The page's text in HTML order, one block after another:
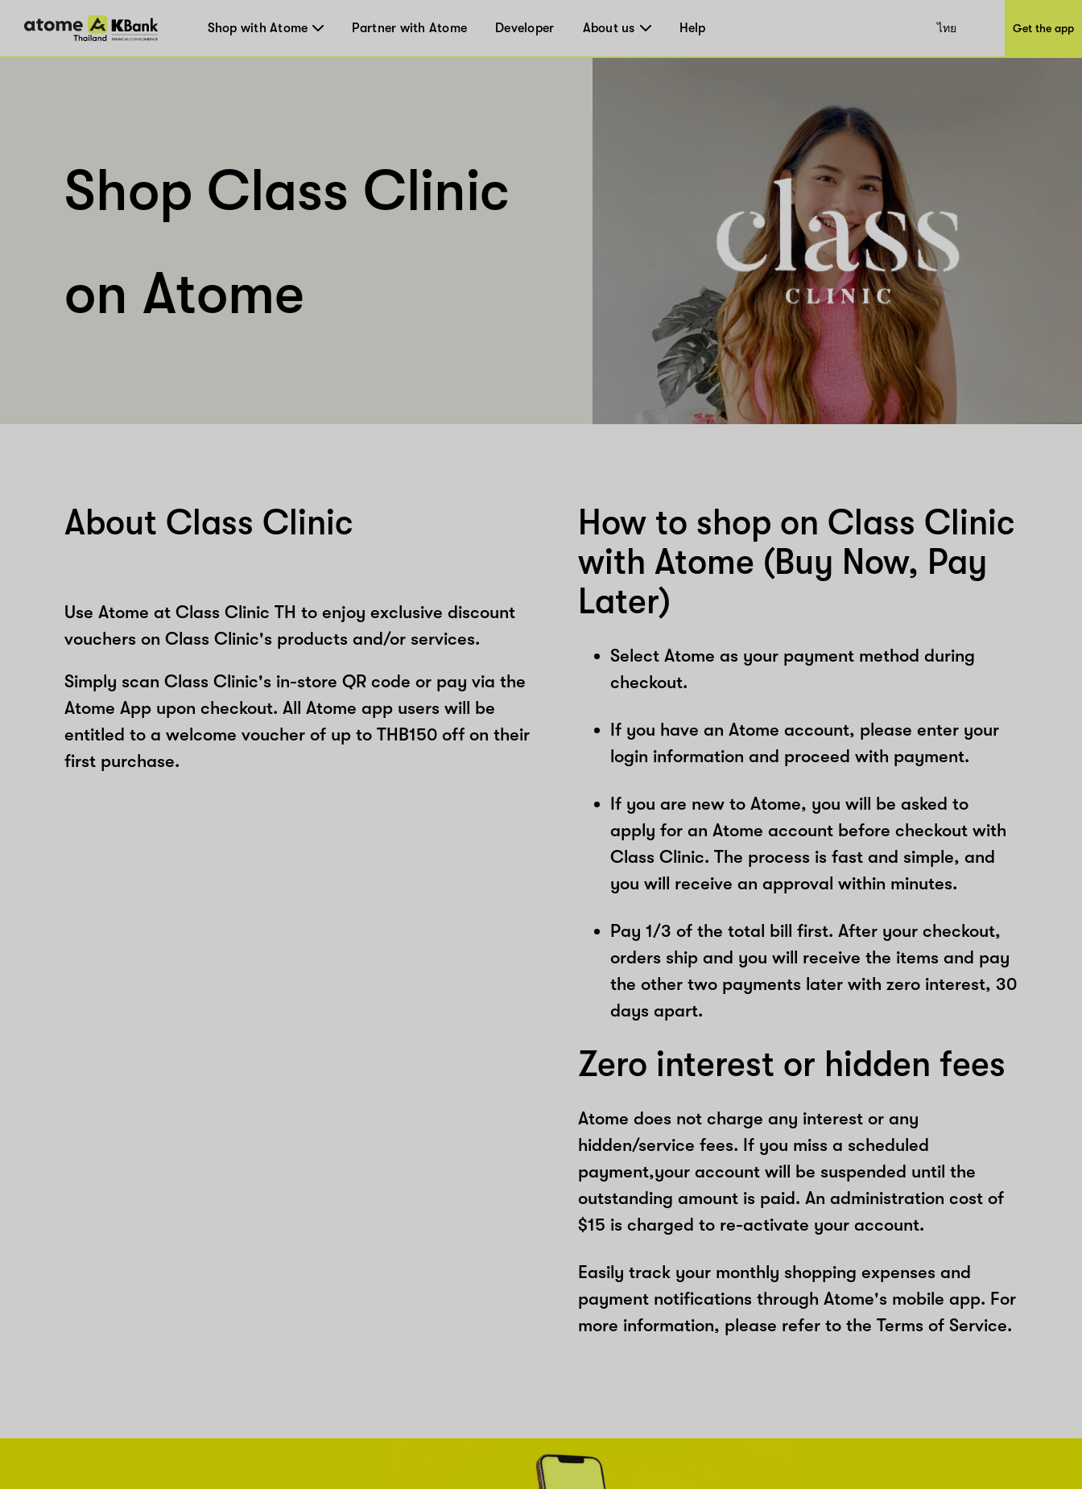
Shop with Atome Partner with Atome Developer About us Help ไทย Get the app
Shop Class Clinic
on Atome
About Class Clinic
Use Atome at Class Clinic TH to enjoy exclusive discount
vouchers on Class Clinic's products and/or services.
Simply scan Class Clinic's in-store QR code or pay via the
Atome App upon checkout. All Atome app users will be
entitled to a welcome voucher of up to THB150 off on their
first purchase.
How to shop on Class Clinic
with Atome (Buy Now, Pay
Later)
Select Atome as your payment method during
checkout.
If you have an Atome account, please enter your
login information and proceed with payment.
If you are new to Atome, you will be asked to
apply for an Atome account before checkout with
Class Clinic. The process is fast and simple, and
you will receive an approval within minutes.
Pay 1/3 of the total bill first. After your checkout,
orders ship and you will receive the items and pay
the other two payments later with zero interest, 30
days apart.
Zero interest or hidden fees
Atome does not charge any interest or any
hidden/service fees. If you miss a scheduled
payment,your account will be suspended until the
outstanding amount is paid. An administration cost of
$15 is charged to re-activate your account.
Easily track your monthly shopping expenses and
payment notifications through Atome's mobile app. For
more information, please refer to the Terms of Service.